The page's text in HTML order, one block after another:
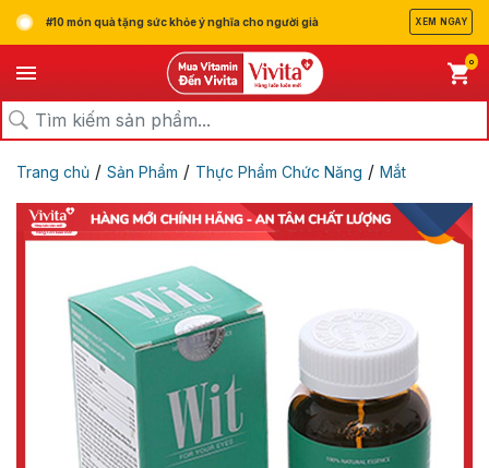
#10 món quà tặng sức khỏe ý nghĩa cho người già XEM NGAY
0
Trang chủ / Sản Phẩm / Thực Phẩm Chức Năng / Mắt